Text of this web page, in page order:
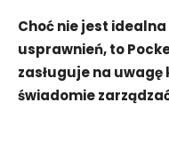
Choć nie jest
usprawnień, to
zasługuje na
świadomie